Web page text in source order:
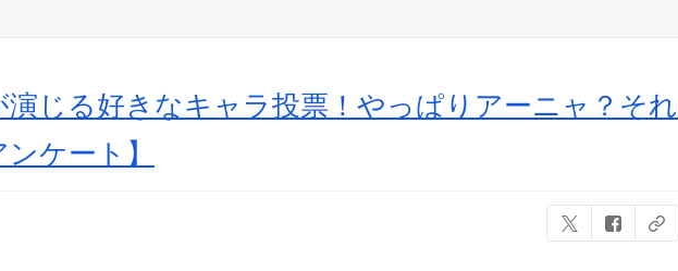
演じる好きなキャラ投票！やっぱりアーニャ？それ
ケート】